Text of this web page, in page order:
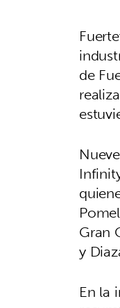
de
Gran
y
En la